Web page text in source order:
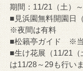
期間：11/21（土）
■見浜園無料開園日
※夜間は有料
■松籟亭ガイド ※当
■生け花展（11/21
は11/28～29も行い